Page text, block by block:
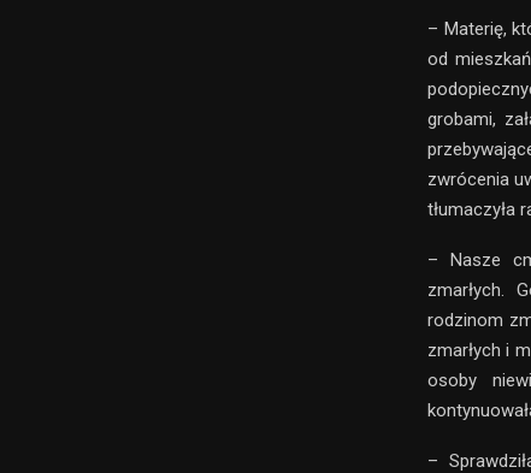
– Materię,
od
grobami,
zwrócenia
tłumaczyła
– Nasze
zmarłych.
rodzinom
zmarłych i
osoby
–